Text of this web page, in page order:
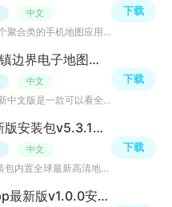
中文
北斗导航地图手机版是一个聚合类的手机地图应用，北斗导航地图手机版运用北斗导航卫星，为你带来更加准确的
下载
一起看地图(全国乡镇边界电子地图最新中文版)v5.3.1官方正版
中文
全国乡镇边界电子地图最新中文版是一款可以看全国边界kml地图的手机应用，内置官方正版乡镇村行政边界地图数
下载
一起看地图app最新版安装包v5.3.1官方版
中文
一起看地图app最新版安装包内置全球最新高清地图、卫星地图、3D模型地图、高清街景地图等资源，体积小巧，让
下载
哈比3D全景地图app最新版v1.0.0安卓版